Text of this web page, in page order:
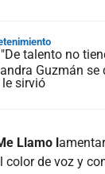
"De talento no
Guzmán se
le sirvió
Llamo l
color de voz y